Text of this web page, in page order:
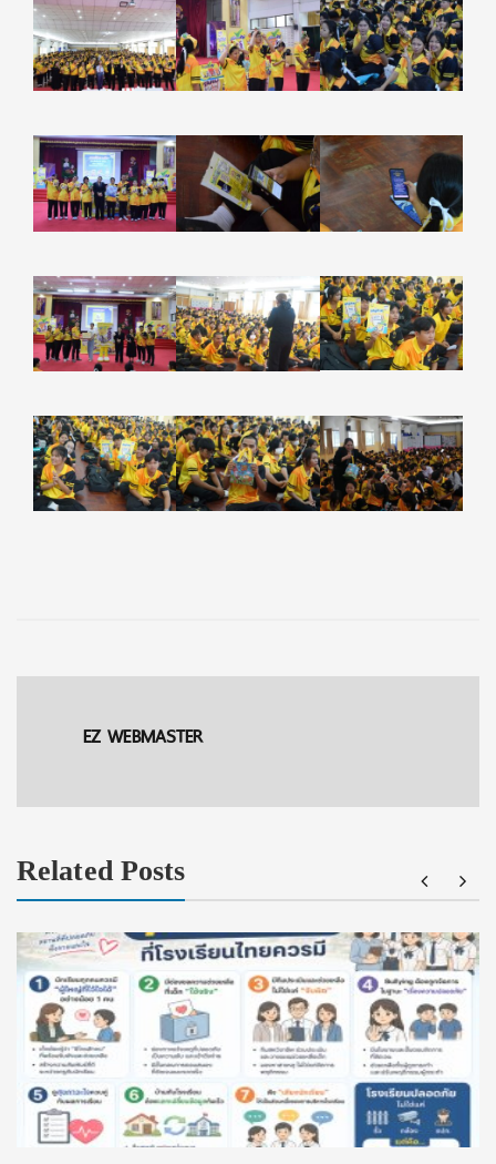
EZ WEBMASTER
Related Posts